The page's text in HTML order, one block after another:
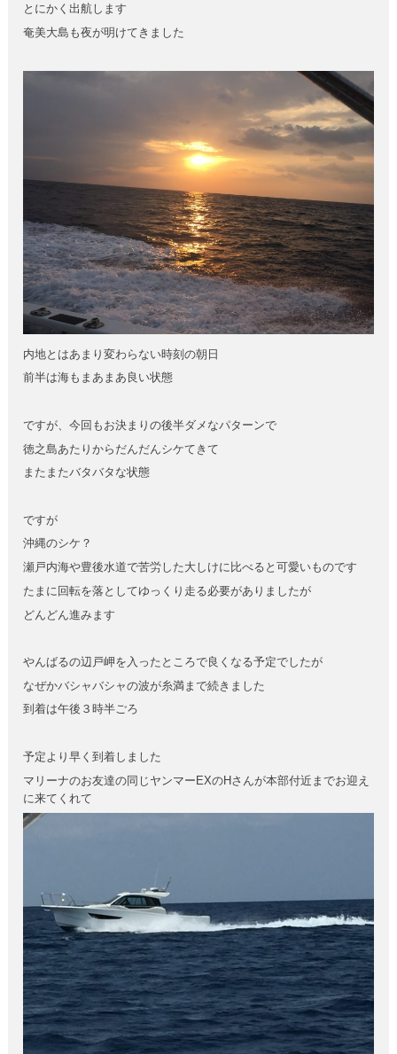
とにかく出航します
奄美大島も夜が明けてきました
内地とはあまり変わらない時刻の朝日
前半は海もまあまあ良い状態
ですが、今回もお決まりの後半ダメなパターンで
徳之島あたりからだんだんシケてきて
またまたバタバタな状態
ですが
沖縄のシケ？
瀬戸内海や豊後水道で苦労した大しけに比べると可愛いものです
たまに回転を落としてゆっくり走る必要がありましたが
どんどん進みます
やんばるの辺戸岬を入ったところで良くなる予定でしたが
なぜかバシャバシャの波が糸満まで続きました
到着は午後３時半ごろ
予定より早く到着しました
マリーナのお友達の同じヤンマーEXのHさんが本部付近までお迎え
に来てくれて